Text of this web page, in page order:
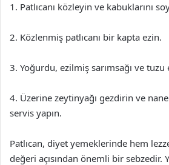
1. Patlıcanı közleyin ve kabuklarını
2. Közlenmiş patlıcanı bir kapta ezin.
3. Yoğurdu, ezilmiş sarımsağı ve tuzu
4. Üzerine zeytinyağı gezdirin ve
servis yapın.
Patlıcan, diyet yemeklerinde hem
değeri açısından önemli bir sebzedir.